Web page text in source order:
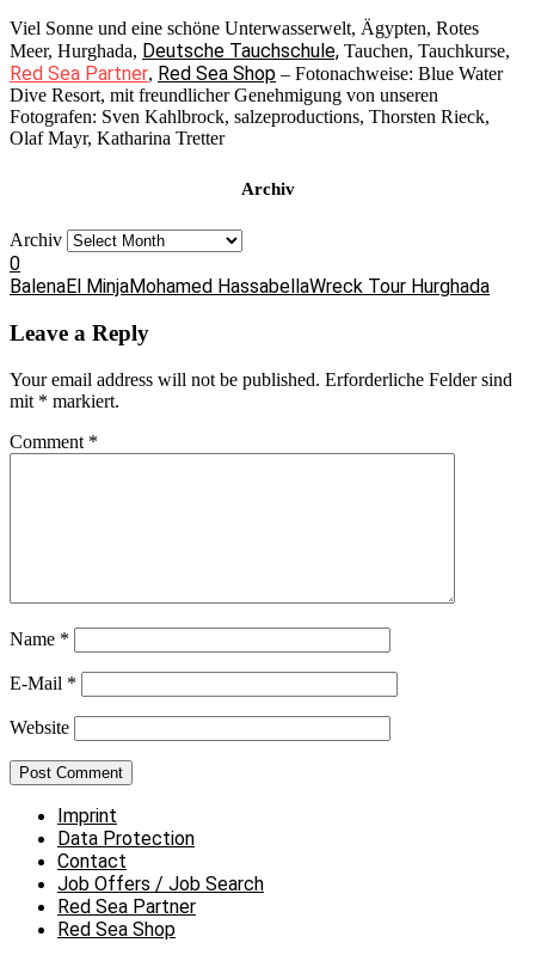
Viel Sonne und eine schöne Unterwasserwelt, Ägypten, Rotes
Meer, Hurghada, Deutsche Tauchschule, Tauchen, Tauchkurse,
Red Sea Partner, Red Sea Shop – Fotonachweise: Blue Water
Dive Resort, mit freundlicher Genehmigung von unseren
Fotografen: Sven Kahlbrock, salzeproductions, Thorsten Rieck,
Olaf Mayr, Katharina Tretter
Archiv
Archiv
0
BalenaEl MinjaMohamed HassabellaWreck Tour Hurghada
Leave a Reply
Your email address will not be published. Erforderliche Felder sind
mit * markiert.
Comment *
Name *
E-Mail *
Website
Imprint
Data Protection
Contact
Job Offers / Job Search
Red Sea Partner
Red Sea Shop